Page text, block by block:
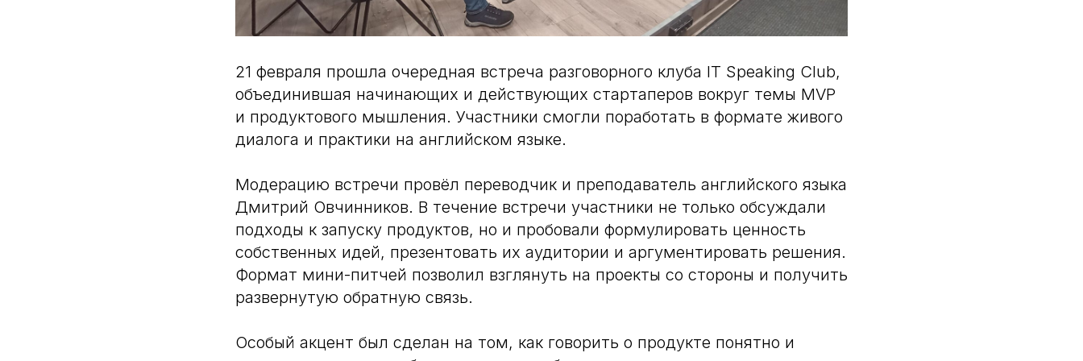
21 февраля прошла очередная встреча разговорного клуба IT Speaking Club,
объединившая начинающих и действующих стартаперов вокруг темы MVP
и продуктового мышления. Участники смогли поработать в формате живого
диалога и практики на английском языке.
Модерацию встречи провёл переводчик и преподаватель английского языка
Дмитрий Овчинников. В течение встречи участники не только обсуждали
подходы к запуску продуктов, но и пробовали формулировать ценность
собственных идей, презентовать их аудитории и аргументировать решения.
Формат мини-питчей позволил взглянуть на проекты со стороны и получить
развернутую обратную связь.
Особый акцент был сделан на том, как говорить о продукте понятно и